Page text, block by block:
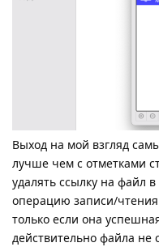
Выход на мой взгляд
лучше чем с отметками
удалять ссылку на файл
операцию записи/чтения
только если она
действительно файла не